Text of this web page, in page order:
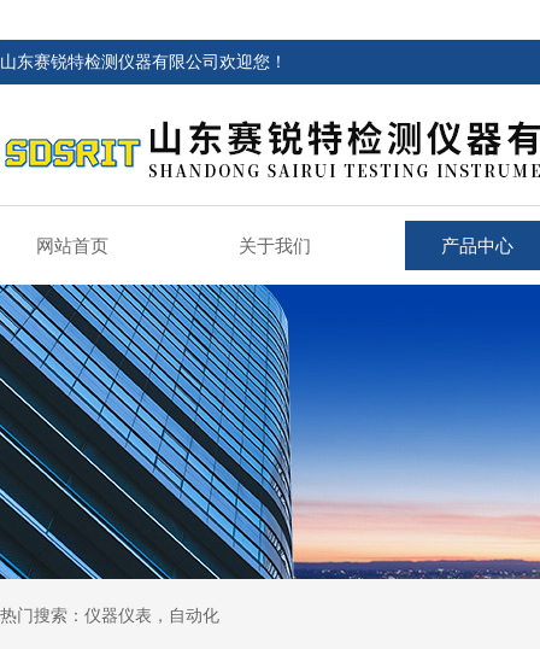
山东赛锐特检测仪器有限公司欢迎您！
网站首页 关于我们 产品中心
热门搜索：仪器仪表，自动化